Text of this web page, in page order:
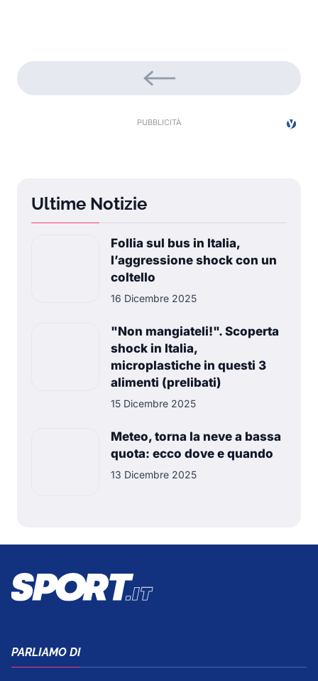
Ultime Notizie
Follia sul bus in Italia,
l’aggressione shock con un
coltello
16 Dicembre 2025
"Non mangiateli!". Scoperta
shock in Italia,
microplastiche in questi 3
alimenti (prelibati)
15 Dicembre 2025
Meteo, torna la neve a bassa
quota: ecco dove e quando
13 Dicembre 2025
PARLIAMO DI